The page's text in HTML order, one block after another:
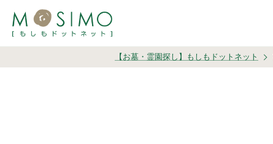
【お墓・霊園探し】もしもドットネット